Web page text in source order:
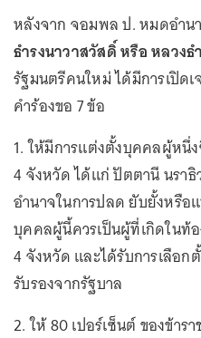
หลังจาก จอมพล ป. หมดอำน
ธำรงนาวาสวัสดิ์ หรือ หลวง
รัฐมนตรีคนใหม่ ได้มีการเปิด
คำร้องขอ 7 ข้อ
1. ให้มีการแต่งตั้งบุคคลผู้หนึ่
4 จังหวัด ได้แก่ ปัตตานี นรา
อำนาจในการปลด ยับยั้งหรื
บุคคลผู้นี้ควรเป็นผู้ที่เกิดในท้
4 จังหวัด และได้รับการเลือก
รับรองจากรัฐบาล
2. ให้ 80 เปอร์เซ็นต์ ของข้า